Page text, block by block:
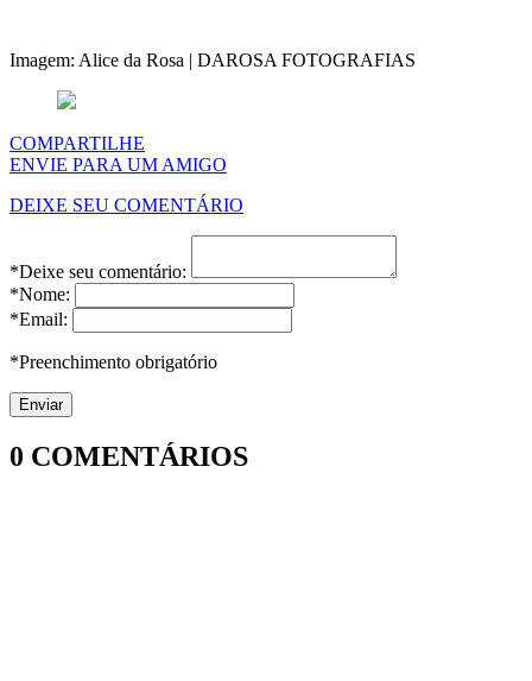
Imagem: Alice da Rosa | DAROSA FOTOGRAFIAS
COMPARTILHE
ENVIE PARA UM AMIGO
DEIXE SEU COMENTÁRIO
*Deixe seu comentário:
*Nome:
*Email:
*Preenchimento obrigatório
0 COMENTÁRIOS